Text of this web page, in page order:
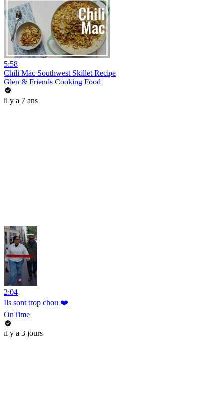
5:58
Chili Mac Southwest Skillet Recipe
Glen & Friends Cooking Food
il y a 7 ans
2:04
Ils sont trop chou ❤️
OnTime
il y a 3 jours